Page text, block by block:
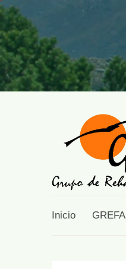
Inicio GREFA